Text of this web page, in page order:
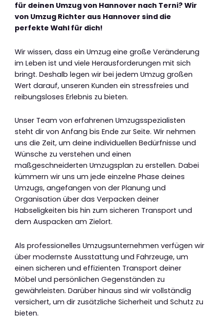
für deinen Umzug von Hannover nach Terni? Wir
von Umzug Richter aus Hannover sind die
perfekte Wahl für dich!
Wir wissen, dass ein Umzug eine große Veränderung
im Leben ist und viele Herausforderungen mit sich
bringt. Deshalb legen wir bei jedem Umzug großen
Wert darauf, unseren Kunden ein stressfreies und
reibungsloses Erlebnis zu bieten.
Unser Team von erfahrenen Umzugsspezialisten
steht dir von Anfang bis Ende zur Seite. Wir nehmen
uns die Zeit, um deine individuellen Bedürfnisse und
Wünsche zu verstehen und einen
maßgeschneiderten Umzugsplan zu erstellen. Dabei
kümmern wir uns um jede einzelne Phase deines
Umzugs, angefangen von der Planung und
Organisation über das Verpacken deiner
Habseligkeiten bis hin zum sicheren Transport und
dem Auspacken am Zielort.
Als professionelles Umzugsunternehmen verfügen wir
über modernste Ausstattung und Fahrzeuge, um
einen sicheren und effizienten Transport deiner
Möbel und persönlichen Gegenständen zu
gewährleisten. Darüber hinaus sind wir vollständig
versichert, um dir zusätzliche Sicherheit und Schutz zu
bieten.